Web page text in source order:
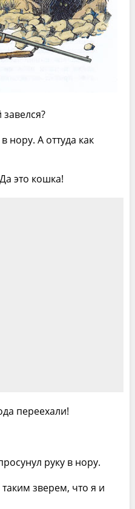
нору. А оттуда как
это кошка!
переехали!
руку в нору.
зверем, что я и